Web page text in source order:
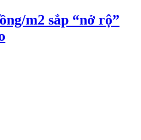
m2 sắp “nở rộ”